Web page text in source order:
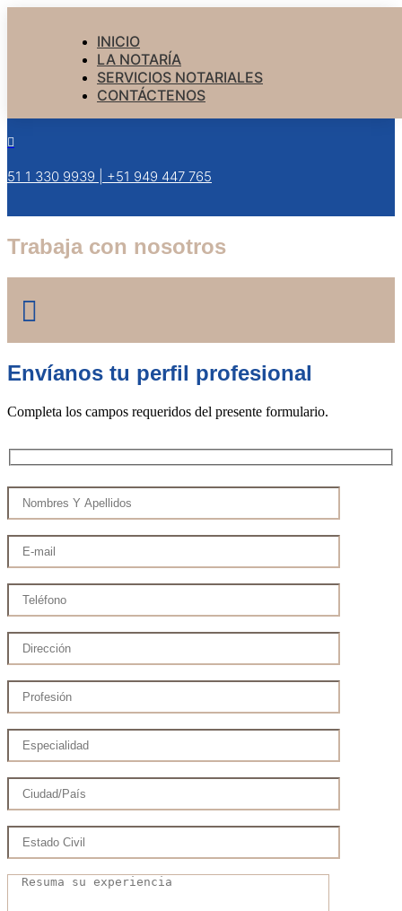
INICIO
LA NOTARÍA
SERVICIOS NOTARIALES
CONTÁCTENOS

1 330 9939 | +51 949 447 765
Trabaja con nosotros

Envíanos tu perfil profesional
Completa los campos requeridos del presente formulario.